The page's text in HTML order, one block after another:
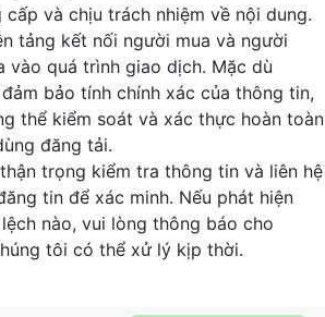
và chịu trách nhiệm về nội dung.
tảng kết nối người mua và người
vào quá trình giao dịch. Mặc dù
bảo tính chính xác của thông tin,
thể kiểm soát và xác thực hoàn toàn
đăng tải.
trọng kiểm tra thông tin và liên hệ
tin để xác minh. Nếu phát hiện
nào, vui lòng thông báo cho
tôi có thể xử lý kịp thời.